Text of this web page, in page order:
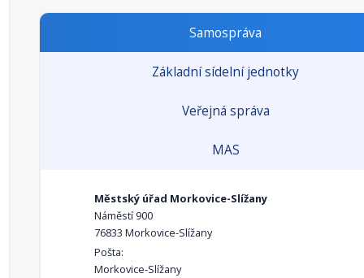
Samospráva
Základní sídelní jednotky
Veřejná správa
MAS
Městský úřad Morkovice-Slížany
Náměstí 900
76833 Morkovice-Slížany
Pošta:
Morkovice-Slížany